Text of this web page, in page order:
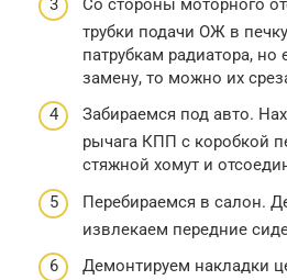
трубки подачи ОЖ в
патрубкам радиатора, но
замену, то можно их
Забираемся под авто.
рычага КПП с коробкой
стяжной хомут и
Перебираемся в салон.
извлекаем передние
Демонтируем накладки